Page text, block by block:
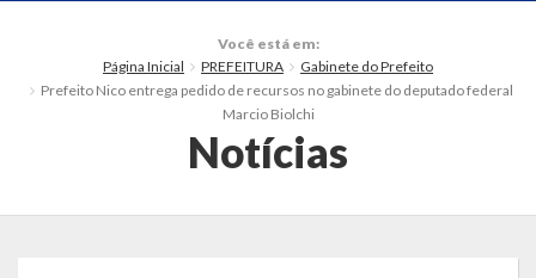
Dados Gerais
Você está em:
Página Inicial
PREFEITURA
Gabinete do Prefeito
Prefeito Nico entrega pedido de recursos no gabinete do deputado federal
Marcio Biolchi
Notícias